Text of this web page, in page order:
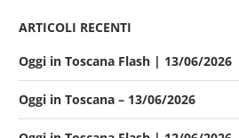
ARTICOLI RECENTI
Oggi in Toscana Flash | 13/06/2026
Oggi in Toscana – 13/06/2026